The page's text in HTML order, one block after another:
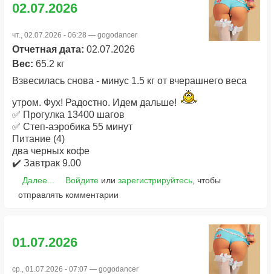
02.07.2026
чт., 02.07.2026 - 06:28 — gogodancer
Отчетная дата: 02.07.2026
Вес: 65.2 кг
Взвесилась снова - минус 1.5 кг от вчерашнего веса
утром. Фух! Радостно. Идем дальше!
✅ Прогулка 13400 шагов
✅ Степ-аэробика 55 минут
Питание (4)
два черных кофе
✔️ Завтрак 9.00
Далее... Войдитеили зарегистрируйтесь, чтобы
отправлять комментарии
01.07.2026
ср., 01.07.2026 - 07:07 — gogodancer